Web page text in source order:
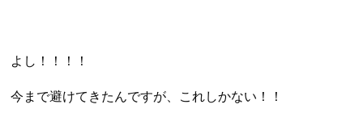
よし！！！！
今まで避けてきたんですが、これしかない！！